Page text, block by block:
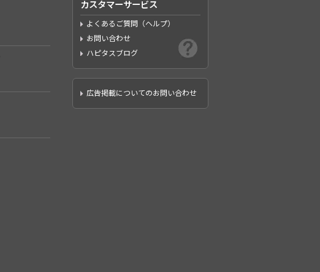
カスタマーサービス
よくあるご質問（ヘルプ）
お問い合わせ
ハピタスブログ
広告掲載についてのお問い合わせ